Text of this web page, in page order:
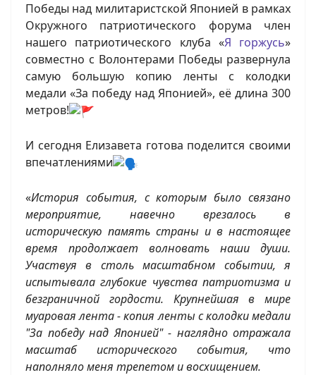
Победы над милитаристской Японией в рамках
Окружного патриотического форума член
нашего патриотического клуба «Я горжусь»
совместно с Волонтерами Победы развернула
самую большую копию ленты с колодки
медали «За победу над Японией», её длина 300
метров!
И сегодня Елизавета готова поделится своими
впечатлениями
«История события, с которым было связано
мероприятие, навечно врезалось в
историческую память страны и в настоящее
время продолжает волновать наши души.
Участвуя в столь масштабном событии, я
испытывала глубокие чувства патриотизма и
безграничной гордости. Крупнейшая в мире
муаровая лента - копия ленты с колодки медали
"За победу над Японией" - наглядно отражала
масштаб исторического события, что
наполняло меня трепетом и восхищением.